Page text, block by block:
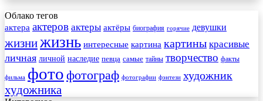
Облако тегов
актера актеров актеры актёры биография горячие девушки
жизнижизнь интересные картина картины красивые
личная личной наследие певца самые тайны творчество факты
фильма фото фотограф фотографии фэнтези художник
художника